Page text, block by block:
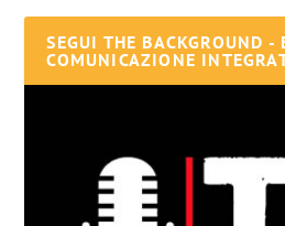
SEGUI THE BACKGROUND -
COMUNICAZIONE